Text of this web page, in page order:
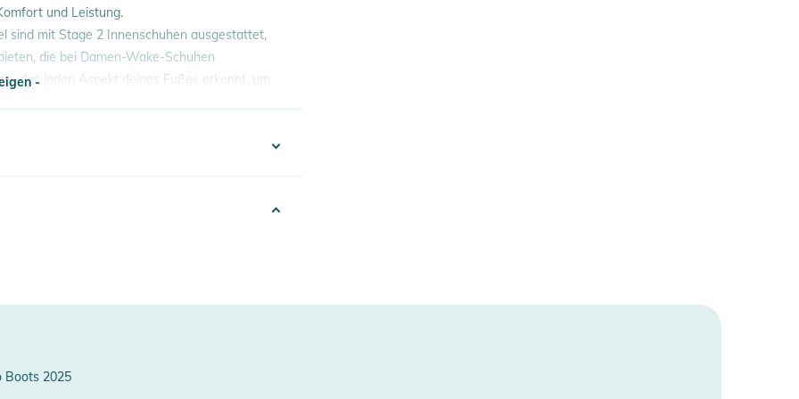
und Leistung.
sind mit Stage 2 Innenschuhen ausgestattet,
die bei Damen-Wake-Schuhen
das jeden Aspekt deines Fußes erkennt, um
finden Sie direkt am Produkt.
-
Boots 2025